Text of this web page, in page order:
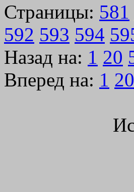
Страницы: 581
592 593 594
Назад на: 1 20
Вперед на: 1 20